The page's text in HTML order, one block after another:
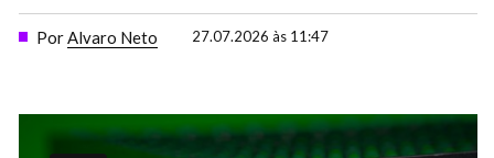
Por Alvaro Neto 27.07.2026 às 11:47